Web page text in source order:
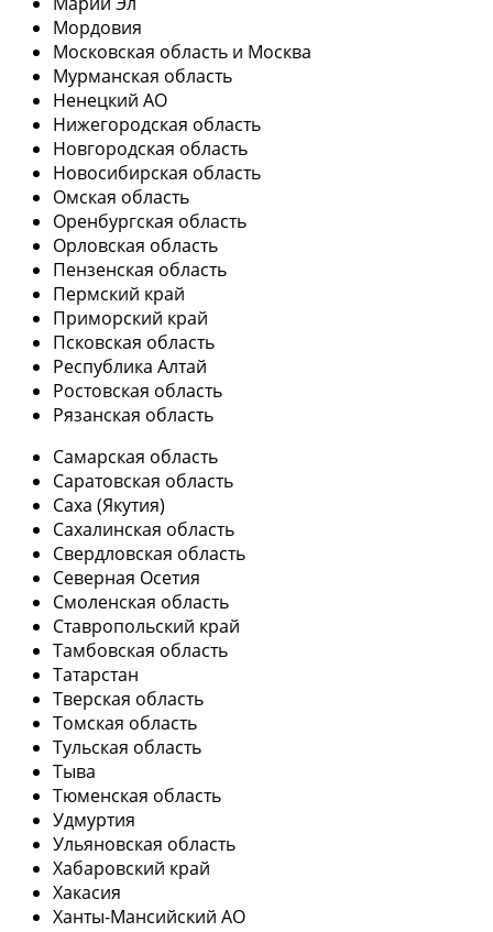
Мордовия
Московская область и Москва
Мурманская область
Ненецкий АО
Нижегородская область
Новгородская область
Новосибирская область
Омская область
Оренбургская область
Орловская область
Пензенская область
Пермский край
Приморский край
Псковская область
Республика Алтай
Ростовская область
Рязанская область
Самарская область
Саратовская область
Саха (Якутия)
Сахалинская область
Свердловская область
Северная Осетия
Смоленская область
Ставропольский край
Тамбовская область
Татарстан
Тверская область
Томская область
Тульская область
Тыва
Тюменская область
Удмуртия
Ульяновская область
Хабаровский край
Хакасия
Ханты-Мансийский АО